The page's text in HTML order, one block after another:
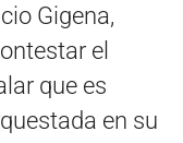
Gigena,
el
que es
en su